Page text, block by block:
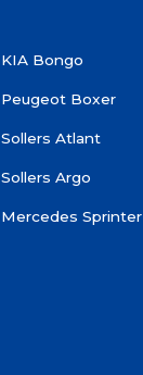
KIA Bongo
Peugeot Boxer
Sollers Atlant
Sollers Argo
Mercedes Sprinter